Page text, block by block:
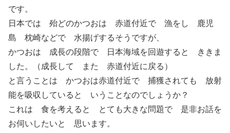
です。
日本では 殆どのかつおは 赤道付近で 漁をし 鹿児
島 枕崎などで 水揚げするそうですが、
かつおは 成長の段階で 日本海域を回遊すると ききま
した。（成長して また 赤道付近に戻る）
と言うことは かつおは赤道付近で 捕獲されても 放射
能を吸収していると いうことなのでしょうか？
これは 食を考えると とても大きな問題で 是非お話を
お伺いしたいと 思います。